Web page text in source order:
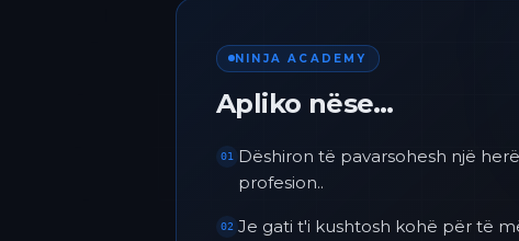
NINJA ACADEMY
Apliko nëse…
01
Dëshiron të pavarsohesh një
profesion..
02 Je gati t'i kushtosh kohë për të